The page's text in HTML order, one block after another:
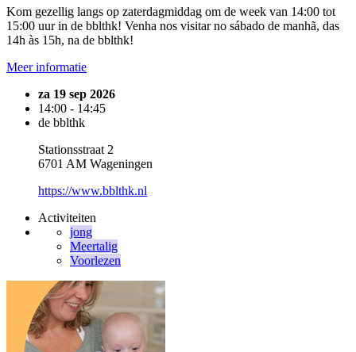
Kom gezellig langs op zaterdagmiddag om de week van 14:00 tot
15:00 uur in de bblthk! Venha nos visitar no sábado de manhã, das
14h às 15h, na de bblthk!
Meer informatie
za 19 sep 2026
14:00 - 14:45
de bblthk
Stationsstraat 2
6701 AM Wageningen
https://www.bblthk.nl
Activiteiten
jong
Meertalig
Voorlezen